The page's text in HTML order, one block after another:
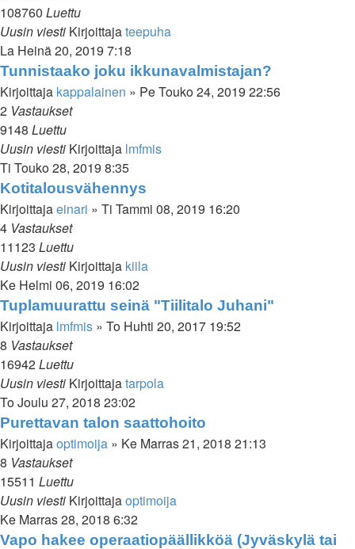
108760 Luettu
Uusin viesti Kirjoittajateepuha
La Heinä 20, 2019 7:18
Tunnistaako joku ikkunavalmistajan?
Kirjoittaja kappalainen » Pe Touko 24, 2019 22:56
2 Vastaukset
9148 Luettu
Uusin viesti Kirjoittaja lmfmis
Ti Touko 28, 2019 8:35
Kotitalousvähennys
Kirjoittajaeinari » Ti Tammi 08, 2019 16:20
4 Vastaukset
11123 Luettu
Uusin viesti Kirjoittaja kiila
Ke Helmi 06, 2019 16:02
Tuplamuurattu seinä "Tiilitalo Juhani"
Kirjoittaja lmfmis » To Huhti 20, 2017 19:52
8 Vastaukset
16942Luettu
Uusin viesti Kirjoittajatarpola
To Joulu 27, 2018 23:02
Purettavan talon saattohoito
Kirjoittajaoptimoija » Ke Marras 21, 2018 21:13
8 Vastaukset
15511 Luettu
Uusin viesti Kirjoittajaoptimoija
Ke Marras 28, 2018 6:32
Vapo hakee operaatiopäällikköä (Jyväskylä tai